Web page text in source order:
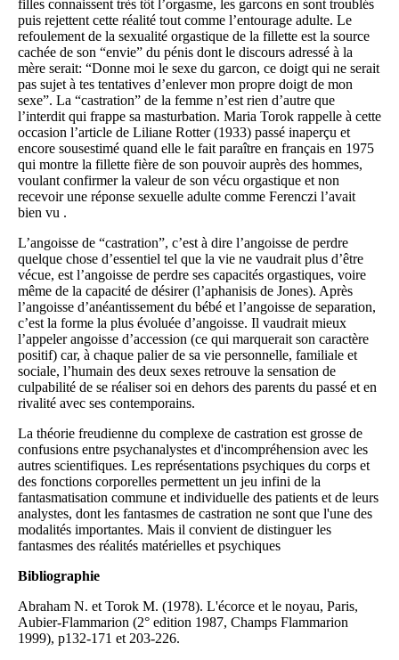
filles connaissent très tôt l’orgasme, les garcons en sont troublés
puis rejettent cette réalité tout comme l’entourage adulte. Le
refoulement de la sexualité orgastique de la fillette est la source
cachée de son “envie” du pénis dont le discours adressé à la
mère serait: “Donne moi le sexe du garcon, ce doigt qui ne serait
pas sujet à tes tentatives d’enlever mon propre doigt de mon
sexe”. La “castration” de la femme n’est rien d’autre que
l’interdit qui frappe sa masturbation. Maria Torok rappelle à cette
occasion l’article de Liliane Rotter (1933) passé inaperçu et
encore sousestimé quand elle le fait paraître en français en 1975
qui montre la fillette fière de son pouvoir auprès des hommes,
voulant confirmer la valeur de son vécu orgastique et non
recevoir une réponse sexuelle adulte comme Ferenczi l’avait
bien vu .
L’angoisse de “castration”, c’est à dire l’angoisse de perdre
quelque chose d’essentiel tel que la vie ne vaudrait plus d’être
vécue, est l’angoisse de perdre ses capacités orgastiques, voire
même de la capacité de désirer (l’aphanisis de Jones). Après
l’angoisse d’anéantissement du bébé et l’angoisse de separation,
c’est la forme la plus évoluée d’angoisse. Il vaudrait mieux
l’appeler angoisse d’accession (ce qui marquerait son caractère
positif) car, à chaque palier de sa vie personnelle, familiale et
sociale, l’humain des deux sexes retrouve la sensation de
culpabilité de se réaliser soi en dehors des parents du passé et en
rivalité avec ses contemporains.
La théorie freudienne du complexe de castration est grosse de
confusions entre psychanalystes et d'incompréhension avec les
autres scientifiques. Les représentations psychiques du corps et
des fonctions corporelles permettent un jeu infini de la
fantasmatisation commune et individuelle des patients et de leurs
analystes, dont les fantasmes de castration ne sont que l'une des
modalités importantes. Mais il convient de distinguer les
fantasmes des réalités matérielles et psychiques
Bibliographie
Abraham N. et Torok M. (1978). L'écorce et le noyau, Paris,
Aubier-Flammarion (2° edition 1987, Champs Flammarion
1999), p132-171 et 203-226.